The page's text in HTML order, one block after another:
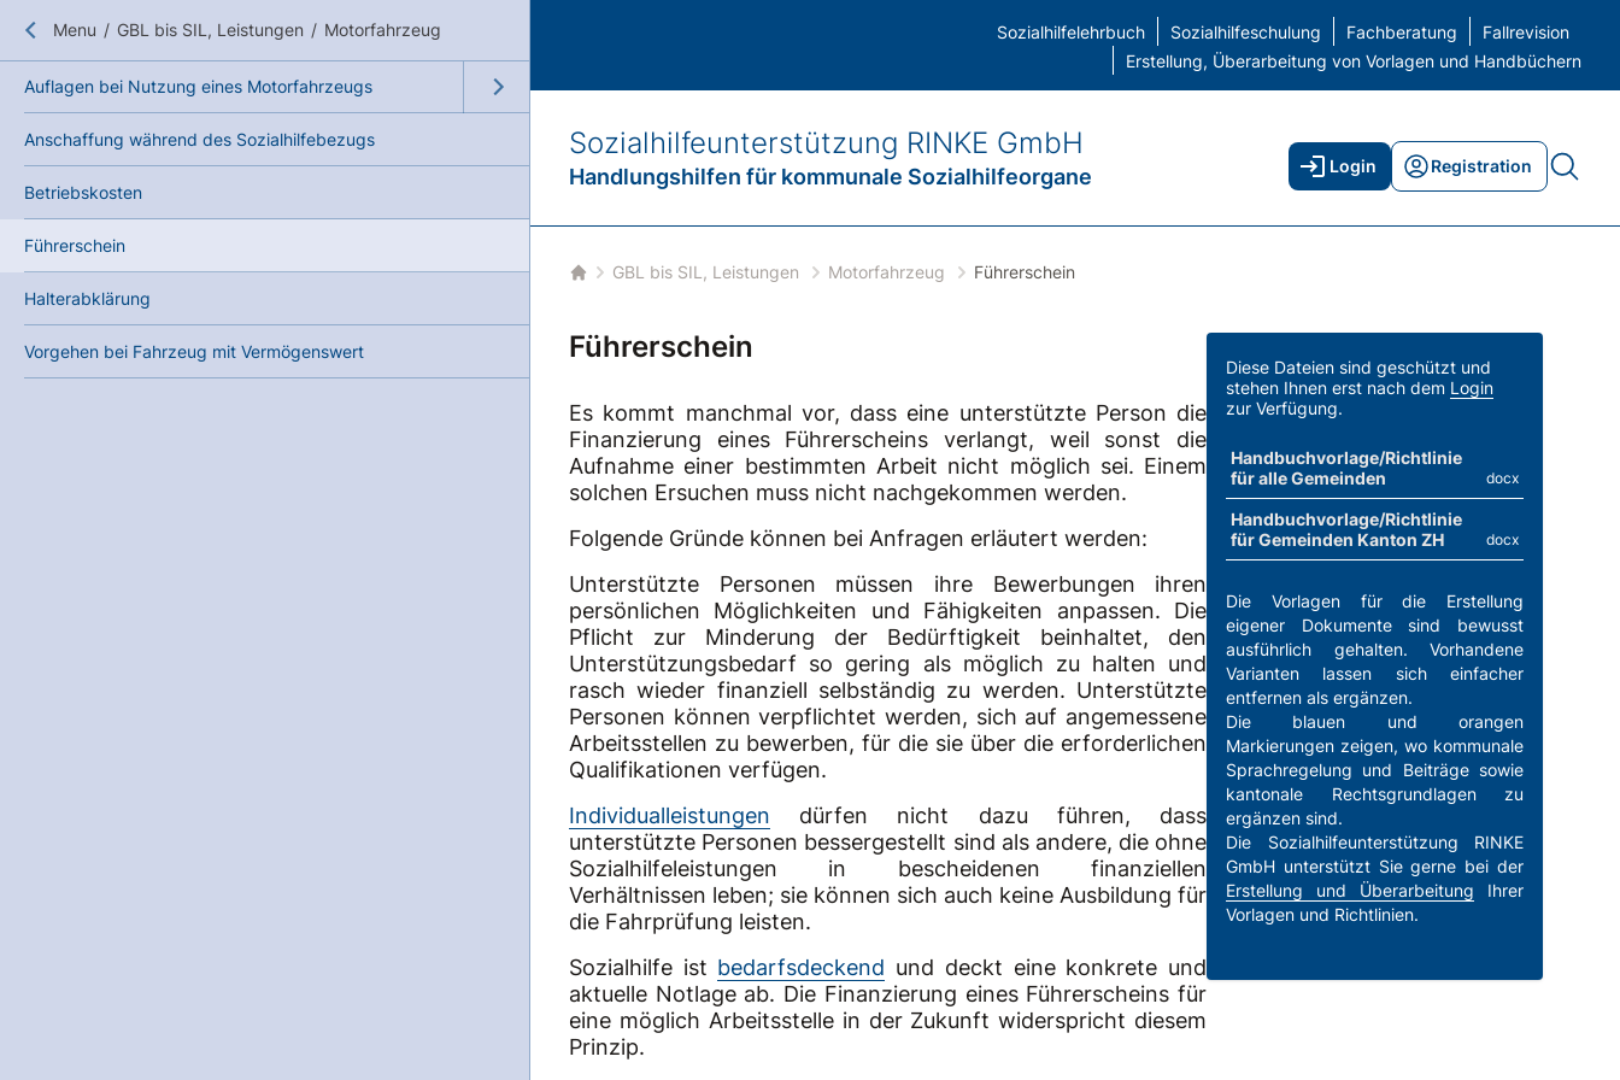
Close submenu
Menu / GBL bis SIL, Leistungen / Motorfahrzeug
Auflagen bei Nutzung eines Motorfahrzeugs Open submenu
Anschaffung während des Sozialhilfebezugs
Betriebskosten
Führerschein
Halterabklärung
Vorgehen bei Fahrzeug mit Vermögenswert
Sozialhilfelehrbuch Sozialhilfeschulung Fachberatung
Fallrevision
Erstellung, Überarbeitung von Vorlagen und Handbüchern
Sozialhilfeunterstützung RINKE GmbH
Handlungshilfen für kommunale Sozialhilfeorgane Login Registration
GBL bis SIL, Leistungen Motorfahrzeug Führerschein
Führerschein
Es kommt manchmal vor, dass eine unterstützte Person die
Finanzierung eines Führerscheins verlangt, weil sonst die
Aufnahme einer bestimmten Arbeit nicht möglich sei. Einem
solchen Ersuchen muss nicht nachgekommen werden.
Folgende Gründe können bei Anfragen erläutert werden:
Unterstützte Personen müssen ihre Bewerbungen ihren
persönlichen Möglichkeiten und Fähigkeiten anpassen. Die
Pflicht zur Minderung der Bedürftigkeit beinhaltet, den
Unterstützungsbedarf so gering als möglich zu halten und
rasch wieder finanziell selbständig zu werden. Unterstützte
Personen können verpflichtet werden, sich auf angemessene
Arbeitsstellen zu bewerben, für die sie über die erforderlichen
Qualifikationen verfügen.
Individualleistungen dürfen nicht dazu führen, dass
unterstützte Personen bessergestellt sind als andere, die ohne
Sozialhilfeleistungen in bescheidenen finanziellen
Verhältnissen leben; sie können sich auch keine Ausbildung für
die Fahrprüfung leisten.
Sozialhilfe ist bedarfsdeckend und deckt eine konkrete und
aktuelle Notlage ab. Die Finanzierung eines Führerscheins für
eine möglich Arbeitsstelle in der Zukunft widerspricht diesem
Prinzip.
Diese Dateien sind geschützt und
stehen Ihnen erst nach dem Login
zur Verfügung.
Handbuchvorlage/Richtlinie
für alle Gemeinden
docx
Handbuchvorlage/Richtlinie
für Gemeinden Kanton ZH
docx
Die Vorlagen für die Erstellung
eigener Dokumente sind bewusst
ausführlich gehalten. Vorhandene
Varianten lassen sich einfacher
entfernen als ergänzen.
Die blauen und orangen
Markierungen zeigen, wo kommunale
Sprachregelung und Beiträge sowie
kantonale Rechtsgrundlagen zu
ergänzen sind.
Die Sozialhilfeunterstützung RINKE
GmbH unterstützt Sie gerne bei der
Erstellung und Überarbeitung Ihrer
Vorlagen und Richtlinien.